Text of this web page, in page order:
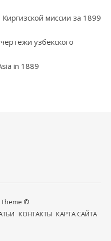
миссии за 1899
узбекского
in 1889
Theme ©
КОНТАКТЫ КАРТА САЙТА